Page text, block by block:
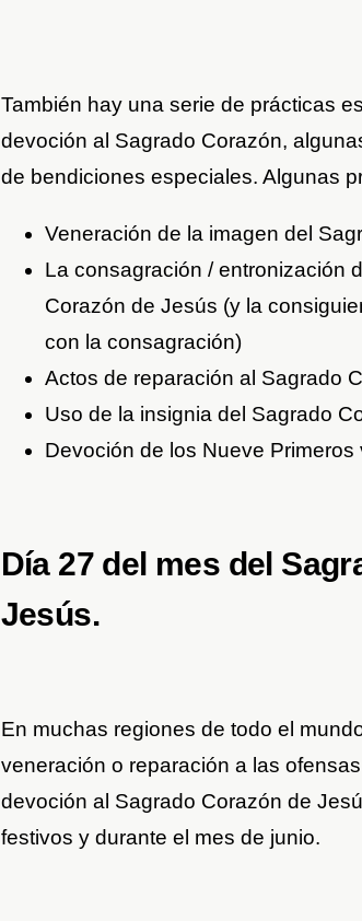
También hay una serie de prácticas
devoción al Sagrado Corazón,
de bendiciones especiales. Algunas
Veneración de la imagen del
La consagración / entronización
Corazón de Jesús (y la
con la consagración)
Actos de reparación al Sagrado
Uso de la insignia del Sagrado
Devoción de los Nueve Primeros
Día 27 del mes del
Jesús.
En muchas regiones de todo el
veneración o reparación a las
devoción al Sagrado Corazón de
festivos y durante el mes de junio.